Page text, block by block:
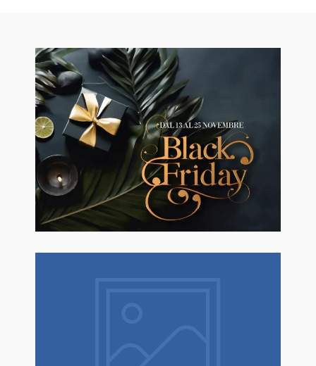
🖤BLACK FRIDAY dal 13 a l 25
Novembre sconti fino al 50% Su
Erboristeria ed Estetica.